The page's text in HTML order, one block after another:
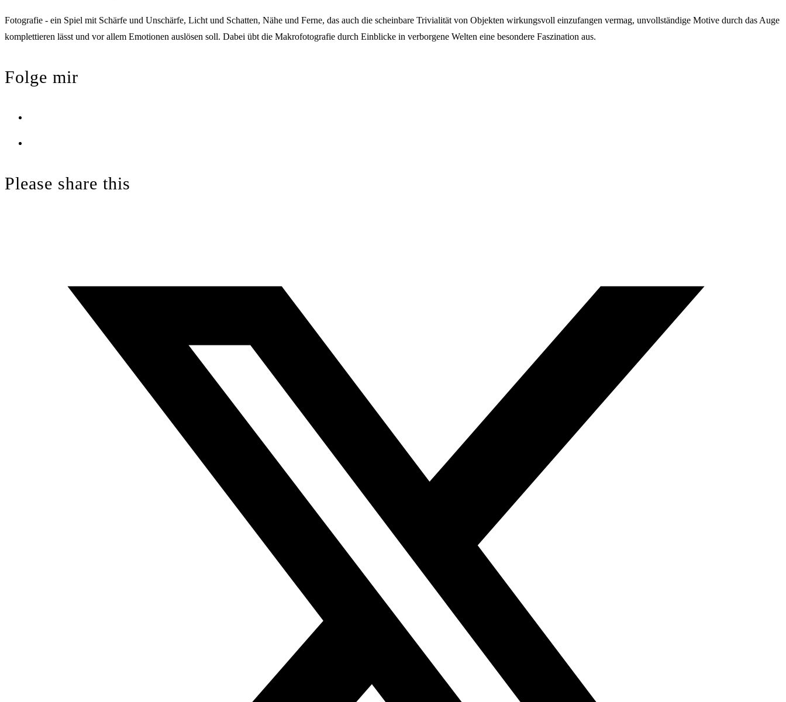
Fotografie - ein Spiel mit Schärfe und Unschärfe, Licht und Schatten, Nähe und Ferne, das auch die scheinbare Trivialität von Objekten wirkungsvoll einzufangen vermag, unvollständige Motive durch das Auge
komplettieren lässt und vor allem Emotionen auslösen soll. Dabei übt die Makrofotografie durch Einblicke in verborgene Welten eine besondere Faszination aus.
Folge mir
tab
new
Please share this